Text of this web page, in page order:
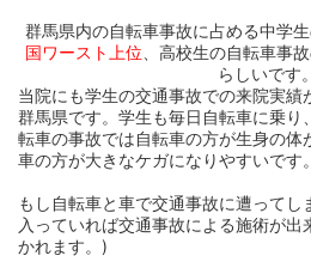
群馬県内の自転車事故に占める中学
国ワースト上位 、高校生の自転車事
らしいです。
当院にも学生の交通事故での来院実
群馬県です。学生も毎日自転車に乗り
転車の事故では自転車の方が生身の体
車の方が大きなケガになりやすいです。
もし自転車と車で交通事故に遭ってし
入っていれば交通事故による施術が
かれます。)